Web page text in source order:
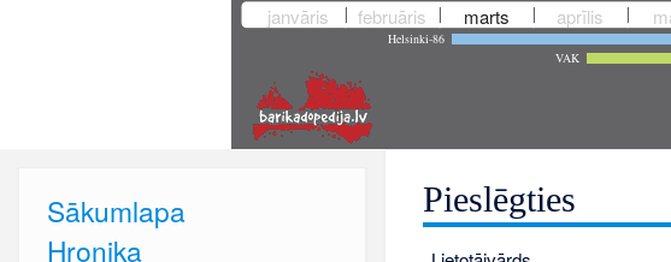
janvāris februāris marts aprīlis
Helsinki-86
VAK
Pieslēgties
Sākumlapa
Hronika